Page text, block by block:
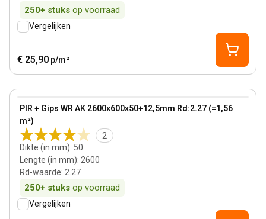
250+ stuks op voorraad
Vergelijken
€ 25,90 p/m²
PIR + Gips WR AK 2600x600x50+12,5mm Rd:2.27 (=1,56
m²)
2
Dikte (in mm): 50
Lengte (in mm): 2600
Rd-waarde: 2.27
250+ stuks op voorraad
View product
Vergelijken